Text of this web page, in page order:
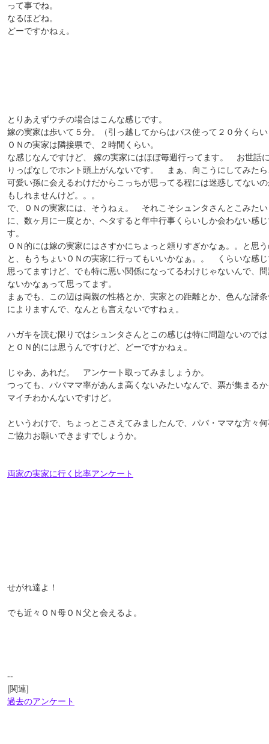
って事でね。
なるほどね。
どーですかねぇ。
とりあえずウチの場合はこんな感じです。
嫁の実家は歩いて５分。（引っ越してからはバス使って２０分くら
ＯＮの実家は隣接県で、２時間くらい。
な感じなんですけど、 嫁の実家にはほぼ毎週行ってます。 お世話
りっぱなしでホント頭上がんないです。 まぁ、向こうにしてみた
可愛い孫に会えるわけだからこっちが思ってる程には迷惑してない
もしれませんけど。。。
で、ＯＮの実家には、そうねぇ。 それこそシュンタさんとこみたい
に、数ヶ月に一度とか、ヘタすると年中行事くらいしか会わない感
す。
ＯＮ的には嫁の実家にはさすかにちょっと頼りすぎかなぁ。。と思
と、もうちょいＯＮの実家に行ってもいいかなぁ。。 くらいな感
思ってますけど、でも特に悪い関係になってるわけじゃないんで、
ないかなぁって思ってます。
まぁでも、この辺は両親の性格とか、実家との距離とか、色んな諸
によりますんで、なんとも言えないですねぇ。
ハガキを読む限りではシュンタさんとこの感じは特に問題ないので
とＯＮ的には思うんですけど、どーですかねぇ。
じゃあ、あれだ。 アンケート取ってみましょうか。
つっても、パパママ率があんま高くないみたいなんで、票が集まる
マイチわかんないですけど。
というわけで、ちょっとこさえてみましたんで、パパ・ママな方々
ご協力お願いできますでしょうか。
両家の実家に行く比率アンケート
せがれ達よ！
でも近々ＯＮ母ＯＮ父と会えるよ。
--
[関連]
過去のアンケート